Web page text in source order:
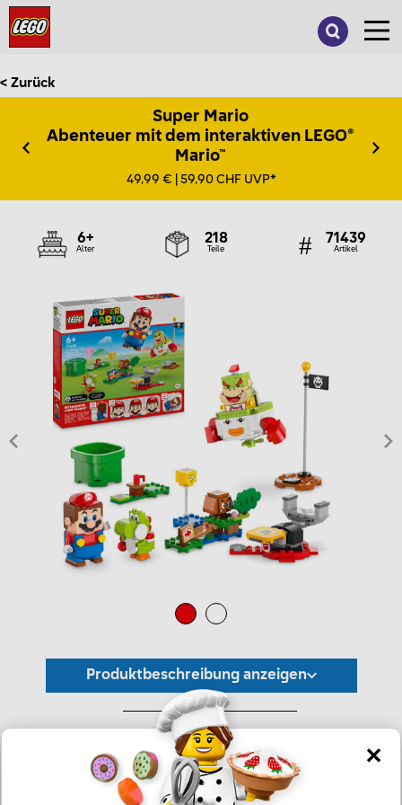
< Zurück
Super Mario
Abenteuer mit dem interaktiven LEGO®
Mario™
49,99 € | 59,90 CHF UVP*
6+
Alter
218
Teile
71439
Artikel
Produktbeschreibung anzeigen
*Unverbindliche Preisempfehlung -
Die Preisgestaltung liegt im alleinigen Ermessen des Händlers